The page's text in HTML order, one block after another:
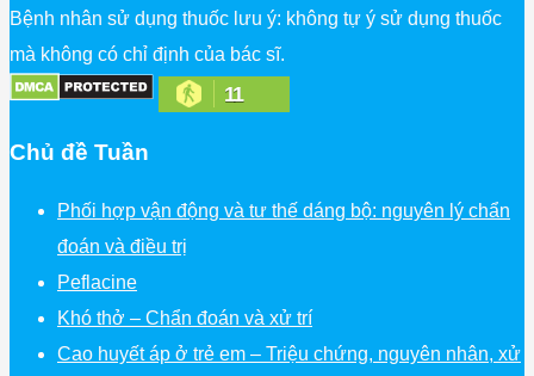
Bệnh nhân sử dụng thuốc lưu ý: không tự ý sử dụng thuốc
mà không có chỉ định của bác sĩ.
11
Chủ đề Tuần
Phối hợp vận động và tư thế dáng bộ: nguyên lý chẩn
đoán và điều trị
Peflacine
Khó thở – Chẩn đoán và xử trí
Cao huyết áp ở trẻ em – Triệu chứng, nguyên nhân, xử